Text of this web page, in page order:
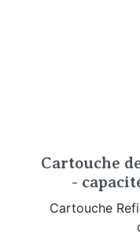
Cartouche
-
Cartouche